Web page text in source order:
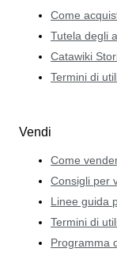
Come
Tutela degli
Catawiki
Termini di
Vendi
Come
Consigli per
Linee guida
Termini di
Programma